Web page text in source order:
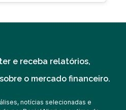
e receba relatórios,
o mercado financeiro.
notícias selecionadas e